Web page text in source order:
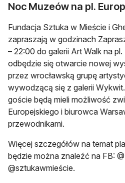
Noc Muzeów na pl.
Fundacja Sztuka w Mieście i
zapraszają w godzinach
– 22:00 do galerii Art Walk na
odbędzie się otwarcie nowej
przez wrocławską grupę
wywodzącą się z galerii
goście będą mieli możliwość
Europejskiego i biurowca
przewodnikami.
Więcej szczegółów na temat
będzie można znaleźć na FB:
@sztukawmieście.